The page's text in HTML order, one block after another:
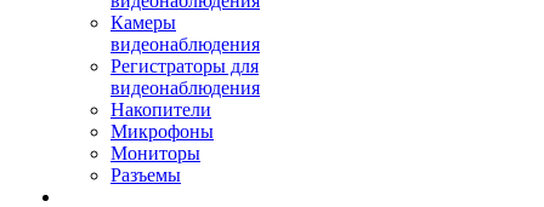
Камеры
видеонаблюдения
Регистраторы для
видеонаблюдения
Накопители
Микрофоны
Мониторы
Разъемы